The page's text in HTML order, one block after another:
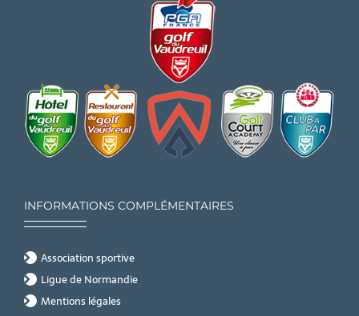
INFORMATIONS COMPLÉMENTAIRES
Association sportive
Ligue de Normandie
Mentions légales